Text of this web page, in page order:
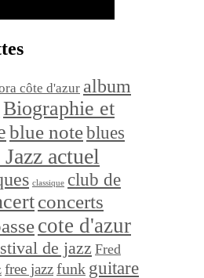
côte d'azur album
Biographie et
blue noteblues
actuel
classique club de
concerts
cote d'azur
de jazz Fred
free jazzfunk guitare